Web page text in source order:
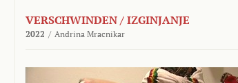
VERSCHWINDEN / IZGINJANJE
2022 / Andrina Mracnikar